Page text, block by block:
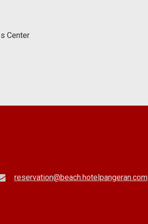
Center
reservation@beach.hotelpangeran.com